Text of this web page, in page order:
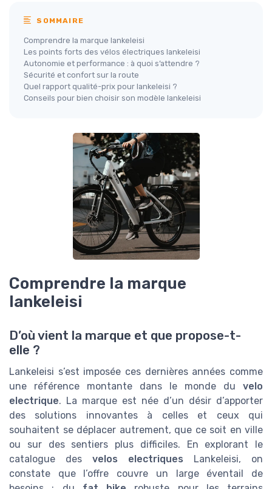
SOMMAIRE
Comprendre la marque lankeleisi
Les points forts des vélos électriques lankeleisi
Autonomie et performance : à quoi s’attendre ?
Sécurité et confort sur la route
Quel rapport qualité-prix pour lankeleisi ?
Conseils pour bien choisir son modèle lankeleisi
Comprendre la marque
lankeleisi
D’où vient la marque et que propose-t-
elle ?
Lankeleisi s’est imposée ces dernières années comme
une référence montante dans le monde du velo
electrique. La marque est née d’un désir d’apporter
des solutions innovantes à celles et ceux qui
souhaitent se déplacer autrement, que ce soit en ville
ou sur des sentiers plus difficiles. En explorant le
catalogue des velos electriques Lankeleisi, on
constate que l’offre couvre un large éventail de